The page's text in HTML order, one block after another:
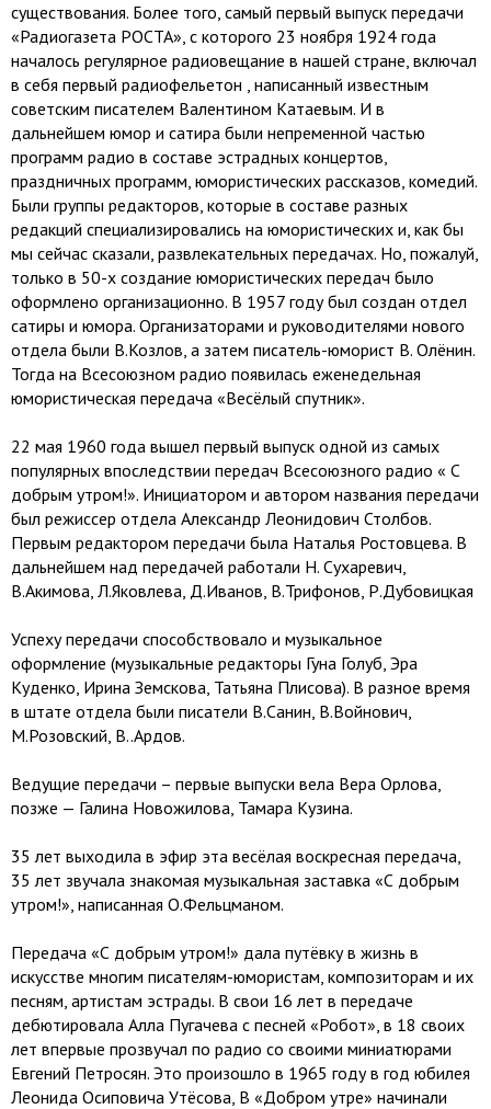
существования. Более того, самый первый выпуск передачи
«Радиогазета РОСТА», с которого 23 ноября 1924 года
началось регулярное радиовещание в нашей стране, включал
в себя первый радиофельетон , написанный известным
советским писателем Валентином Катаевым. И в
дальнейшем юмор и сатира были непременной частью
программ радио в составе эстрадных концертов,
праздничных программ, юмористических рассказов, комедий.
Были группы редакторов, которые в составе разных
редакций специализировались на юмористических и, как бы
мы сейчас сказали, развлекательных передачах. Но, пожалуй,
только в 50-х создание юмористических передач было
оформлено организационно. В 1957 году был создан отдел
сатиры и юмора. Организаторами и руководителями нового
отдела были В.Козлов, а затем писатель-юморист В. Олёнин.
Тогда на Всесоюзном радио появилась еженедельная
юмористическая передача «Весёлый спутник».
22 мая 1960 года вышел первый выпуск одной из самых
популярных впоследствии передач Всесоюзного радио « С
добрым утром!». Инициатором и автором названия передачи
был режиссер отдела Александр Леонидович Столбов.
Первым редактором передачи была Наталья Ростовцева. В
дальнейшем над передачей работали Н. Сухаревич,
В.Акимова, Л.Яковлева, Д.Иванов, В.Трифонов, Р.Дубовицкая
Успеху передачи способствовало и музыкальное
оформление (музыкальные редакторы Гуна Голуб, Эра
Куденко, Ирина Земскова, Татьяна Плисова). В разное время
в штате отдела были писатели В.Санин, В.Войнович,
М.Розовский, В..Ардов.
Ведущие передачи – первые выпуски вела Вера Орлова,
позже — Галина Новожилова, Тамара Кузина.
35 лет выходила в эфир эта весёлая воскресная передача,
35 лет звучала знакомая музыкальная заставка «С добрым
утром!», написанная О.Фельцманом.
Передача «С добрым утром!» дала путёвку в жизнь в
искусстве многим писателям-юмористам, композиторам и их
песням, артистам эстрады. В свои 16 лет в передаче
дебютировала Алла Пугачева с песней «Робот», в 18 своих
лет впервые прозвучал по радио со своими миниатюрами
Евгений Петросян. Это произошло в 1965 году в год юбилея
Леонида Осиповича Утёсова, В «Добром утре» начинали